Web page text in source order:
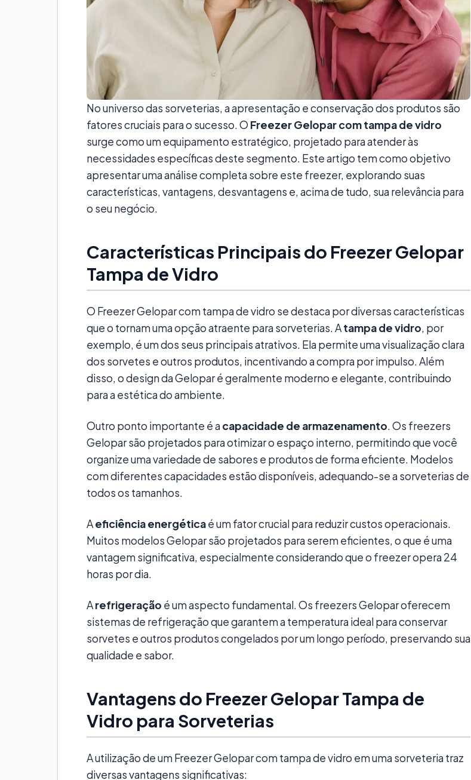
No universo das sorveterias, a apresentação e conservação dos produtos são
fatores cruciais para o sucesso. O Freezer Gelopar com tampa de vidro
surge como um equipamento estratégico, projetado para atender às
necessidades específicas deste segmento. Este artigo tem como objetivo
apresentar uma análise completa sobre este freezer, explorando suas
características, vantagens, desvantagens e, acima de tudo, sua relevância para
o seu negócio.
Características Principais do Freezer Gelopar
Tampa de Vidro
O Freezer Gelopar com tampa de vidro se destaca por diversas características
que o tornam uma opção atraente para sorveterias. Atampa de vidro, por
exemplo, é um dos seus principais atrativos. Ela permite uma visualização clara
dos sorvetes e outros produtos, incentivando a compra por impulso. Além
disso, o design da Gelopar é geralmente moderno e elegante, contribuindo
para a estética do ambiente.
Outro ponto importante é acapacidade de armazenamento. Os freezers
Gelopar são projetados para otimizar o espaço interno, permitindo que você
organize uma variedade de sabores e produtos de forma eficiente. Modelos
com diferentes capacidades estão disponíveis, adequando-se a sorveterias de
todos os tamanhos.
Aeficiência energéticaé um fator crucial para reduzir custos operacionais.
Muitos modelos Gelopar são projetados para serem eficientes, o que é uma
vantagem significativa, especialmente considerando que o freezer opera 24
horas por dia.
Arefrigeração é um aspecto fundamental. Os freezers Gelopar oferecem
sistemas de refrigeração que garantem a temperatura ideal para conservar
sorvetes e outros produtos congelados por um longo período, preservando sua
qualidade e sabor.
Vantagens do Freezer Gelopar Tampa de
Vidro para Sorveterias
A utilização de um Freezer Gelopar com tampa de vidro em uma sorveteria traz
diversas vantagens significativas: